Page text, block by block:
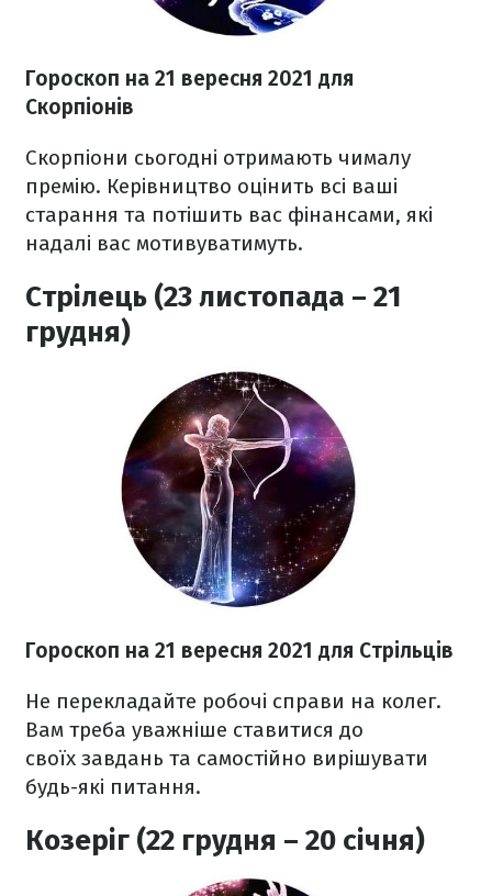
Гороскоп на 21 вересня 2021 для
Скорпіонів
Скорпіони сьогодні отримають чималу
премію. Керівництво оцінить всі ваші
старання та потішить вас фінансами, які
надалі вас мотивуватимуть.
Стрілець (23 листопада – 21
грудня)
Гороскоп на 21 вересня 2021 для Стрільців
Не перекладайте робочі справи на колег.
Вам треба уважніше ставитися до
своїх завдань та самостійно вирішувати
будь-які питання.
Козеріг (22 грудня – 20 січня)